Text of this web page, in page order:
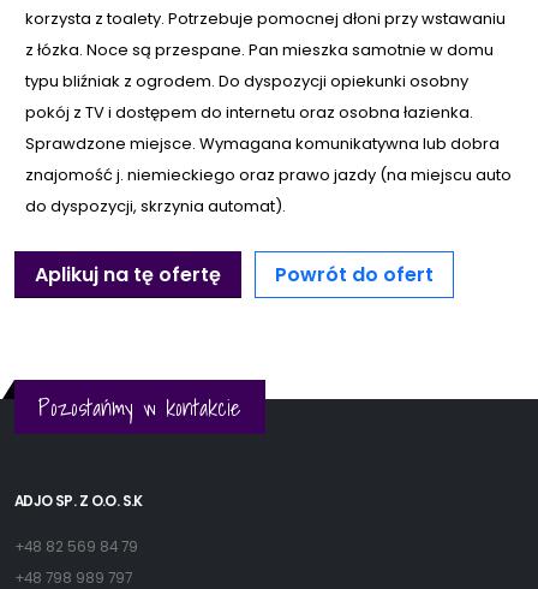
korzysta z toalety. Potrzebuje pomocnej dłoni przy wstawaniu
z łózka. Noce są przespane. Pan mieszka samotnie w domu
typu bliźniak z ogrodem. Do dyspozycji opiekunki osobny
pokój z TV i dostępem do internetu oraz osobna łazienka.
Sprawdzone miejsce. Wymagana komunikatywna lub dobra
znajomość j. niemieckiego oraz prawo jazdy (na miejscu auto
do dyspozycji, skrzynia automat).
Aplikuj na tę ofertę Powrót do ofert
Pozostańmy w kontakcie
ADJO SP. Z O.O. S.K
+48 82 569 84 79
+48 798 989 797